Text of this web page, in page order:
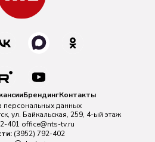
БрендингКонтакты
персональных данных
ул. Байкальская, 259, 4-ый этаж
401 office@nts-tv.ru
(3952) 792-402